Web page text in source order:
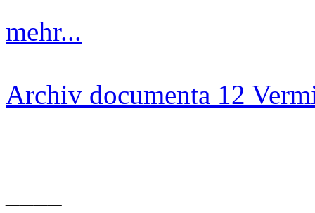
mehr...
Archiv documenta 12